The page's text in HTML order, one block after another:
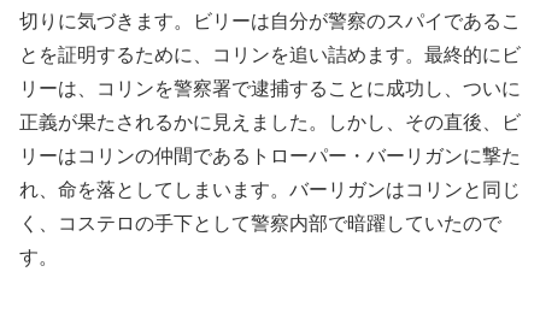
切りに気づきます。ビリーは自分が警察のスパイであるこ
とを証明するために、コリンを追い詰めます。最終的にビ
リーは、コリンを警察署で逮捕することに成功し、ついに
正義が果たされるかに見えました。しかし、その直後、ビ
リーはコリンの仲間であるトローパー・バーリガンに撃た
れ、命を落としてしまいます。バーリガンはコリンと同じ
く、コステロの手下として警察内部で暗躍していたので
す。